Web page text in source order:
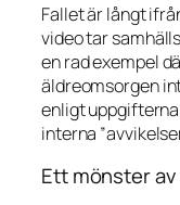
Fallet är långt
video tar
en rad exempel
äldreomsorgen
enligt
interna
Ett mönster